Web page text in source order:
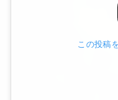
この投稿